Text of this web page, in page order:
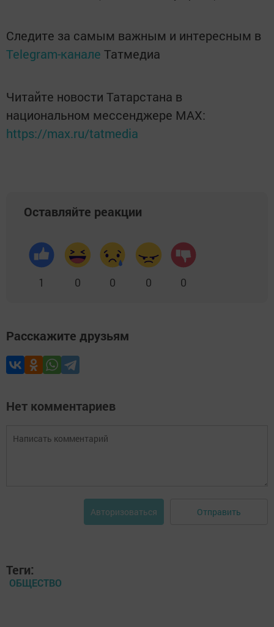
Следите за самым важным и интересным в
Telegram-канале Татмедиа
Читайте новости Татарстана в
национальном мессенджере MАХ:
https://max.ru/tatmedia
Оставляйте реакции
1 0 0 0 0
Расскажите друзьям
Нет комментариев
Авторизоваться Отправить
Теги:
ОБЩЕСТВО